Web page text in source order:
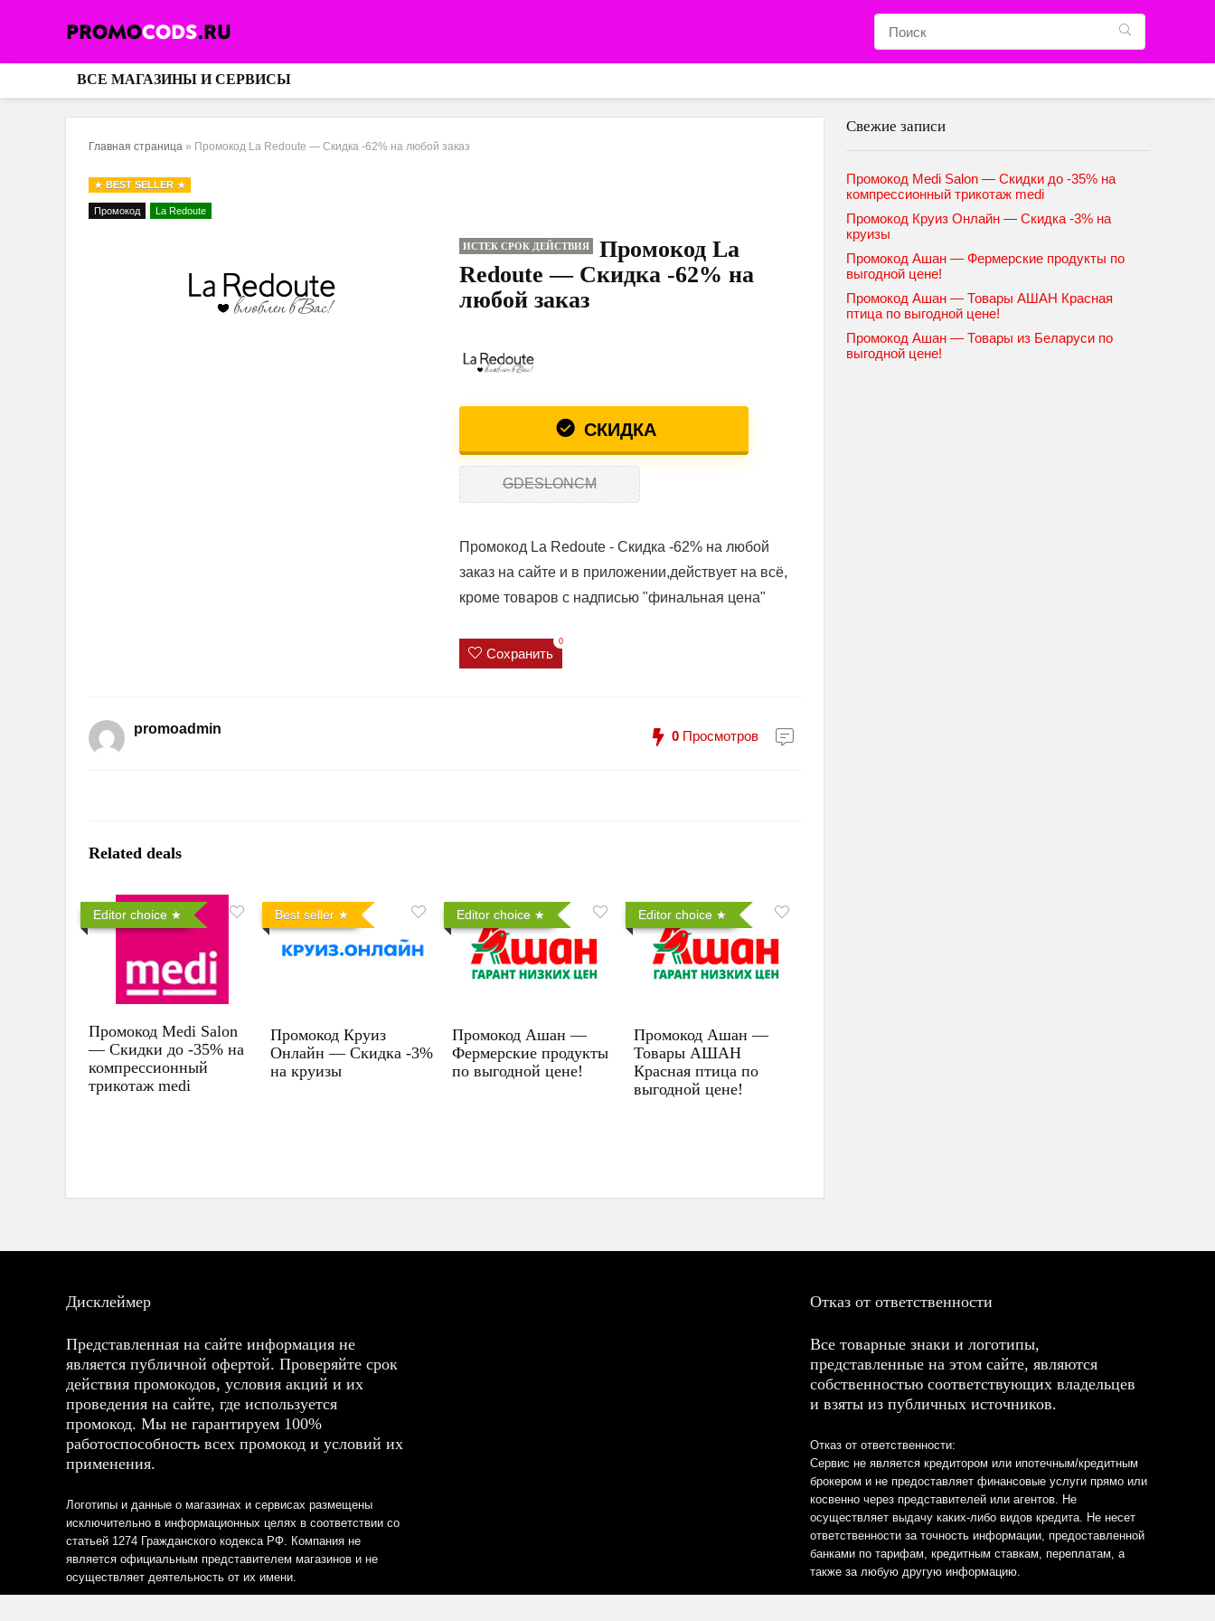
ВСЕ МАГАЗИНЫ И СЕРВИСЫ
Главная страница » Промокод La Redoute — Скидка -62% на любой заказ
BEST SELLER
Промокод La Redoute
ИСТЕК СРОК ДЕЙСТВИЯ
Промокод La
Redoute — Скидка -62% на
любой заказ
СКИДКА
GDESLONCM
Промокод La Redoute - Скидка -62% на любой
заказ на сайте и в приложении,действует на всё,
кроме товаров с надписью "финальная цена"
Сохранить
0
promoadmin 0 Просмотров
Related deals
Editor choice
Промокод Medi Salon
— Скидки до -35% на
компрессионный
трикотаж medi
Best seller
Промокод Круиз
Онлайн — Скидка -3%
на круизы
Editor choice
Промокод Ашан —
Фермерские продукты
по выгодной цене!
Editor choice
Промокод Ашан —
Товары АШАН
Красная птица по
выгодной цене!
Свежие записи
Промокод Medi Salon — Скидки до -35% на
компрессионный трикотаж medi
Промокод Круиз Онлайн — Скидка -3% на
круизы
Промокод Ашан — Фермерские продукты по
выгодной цене!
Промокод Ашан — Товары АШАН Красная
птица по выгодной цене!
Промокод Ашан — Товары из Беларуси по
выгодной цене!
Дисклеймер
Представленная на сайте информация не
является публичной офертой. Проверяйте срок
действия промокодов, условия акций и их
проведения на сайте, где используется
промокод. Мы не гарантируем 100%
работоспособность всех промокод и условий их
применения.
Логотипы и данные о магазинах и сервисах размещены
исключительно в информационных целях в соответствии со
статьей 1274 Гражданского кодекса РФ. Компания не
является официальным представителем магазинов и не
осуществляет деятельность от их имени.
Отказ от ответственности
Все товарные знаки и логотипы,
представленные на этом сайте, являются
собственностью соответствующих владельцев
и взяты из публичных источников.
Отказ от ответственности:
Сервис не является кредитором или ипотечным/кредитным
брокером и не предоставляет финансовые услуги прямо или
косвенно через представителей или агентов. Не
осуществляет выдачу каких-либо видов кредита. Не несет
ответственности за точность информации, предоставленной
банками по тарифам, кредитным ставкам, переплатам, а
также за любую другую информацию.